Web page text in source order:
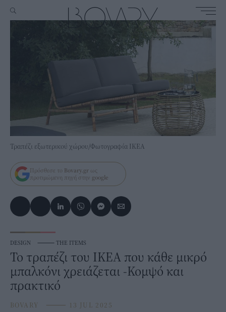
Τραπέζι εξωτερικού χώρου/Φωτογραφία IKEA
Πρόσθεσε το Bovary.gr ως
προτιμώμενη πηγή στην google
DESIGN ⸻ THE ITEMS
Το τραπέζι του IKEA που κάθε μικρό
μπαλκόνι χρειάζεται -Κομψό και
πρακτικό
BOVARY ⸻ 13 JUL 2025